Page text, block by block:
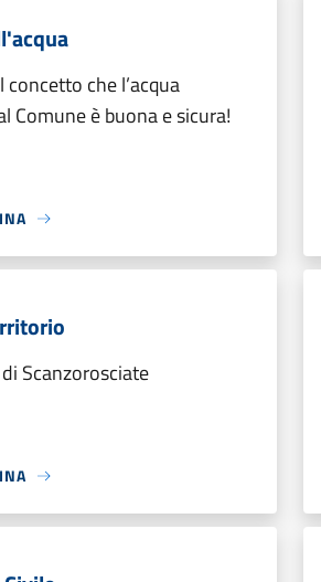
che l’acqua
Comune è buona e sicura!
Scanzorosciate